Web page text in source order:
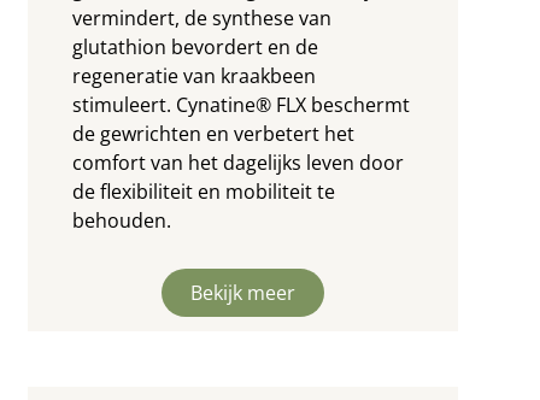
vermindert, de synthese van
glutathion bevordert en de
regeneratie van kraakbeen
stimuleert. Cynatine® FLX beschermt
de gewrichten en verbetert het
comfort van het dagelijks leven door
de flexibiliteit en mobiliteit te
behouden.
Bekijk meer